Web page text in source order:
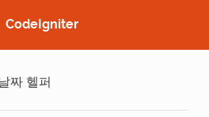
CodeIgniter
날짜 헬퍼